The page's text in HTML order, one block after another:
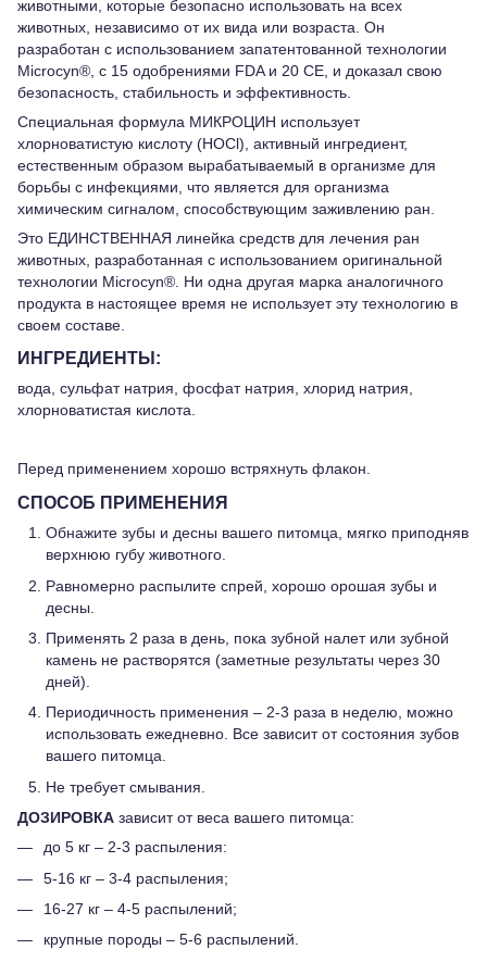
животными, которые безопасно использовать на всех
животных, независимо от их вида или возраста. Он
разработан с использованием запатентованной технологии
Microcyn®, с 15 одобрениями FDA и 20 CE, и доказал свою
безопасность, стабильность и эффективность.
Специальная формула МИКРОЦИН использует
хлорноватистую кислоту (HOCl), активный ингредиент,
естественным образом вырабатываемый в организме для
борьбы с инфекциями, что является для организма
химическим сигналом, способствующим заживлению ран.
Это ЕДИНСТВЕННАЯ линейка средств для лечения ран
животных, разработанная с использованием оригинальной
технологии Microcyn®. Ни одна другая марка аналогичного
продукта в настоящее время не использует эту технологию в
своем составе.
ИНГРЕДИЕНТЫ:
вода, сульфат натрия, фосфат натрия, хлорид натрия,
хлорноватистая кислота.
Перед применением хорошо встряхнуть флакон.
СПОСОБ ПРИМЕНЕНИЯ
Обнажите зубы и десны вашего питомца, мягко приподняв
верхнюю губу животного.
Равномерно распылите спрей, хорошо орошая зубы и
десны.
Применять 2 раза в день, пока зубной налет или зубной
камень не растворятся (заметные результаты через 30
дней).
Периодичность применения – 2-3 раза в неделю, можно
использовать ежедневно. Все зависит от состояния зубов
вашего питомца.
Не требует смывания.
ДОЗИРОВКА зависит от веса вашего питомца:
до 5 кг – 2-3 распыления:
5-16 кг – 3-4 распыления;
16-27 кг – 4-5 распылений;
крупные породы – 5-6 распылений.